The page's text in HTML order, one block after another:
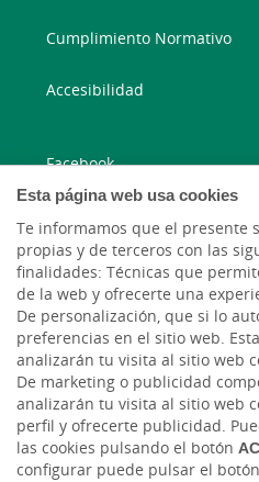
Esta página web usa cookies
Te informamos que el presente
propias y de terceros con las
finalidades: Técnicas que
de la web y ofrecerte una
De personalización, que si lo
preferencias en el sitio web.
analizarán tu visita al sitio web
De marketing o publicidad
analizarán tu visita al sitio web
perfil y ofrecerte publicidad.
las cookies pulsando el botón
configurar puede pulsar el botón
Cumplimiento Normativo
Accesibilidad
Facebook
Twitter
YouTube